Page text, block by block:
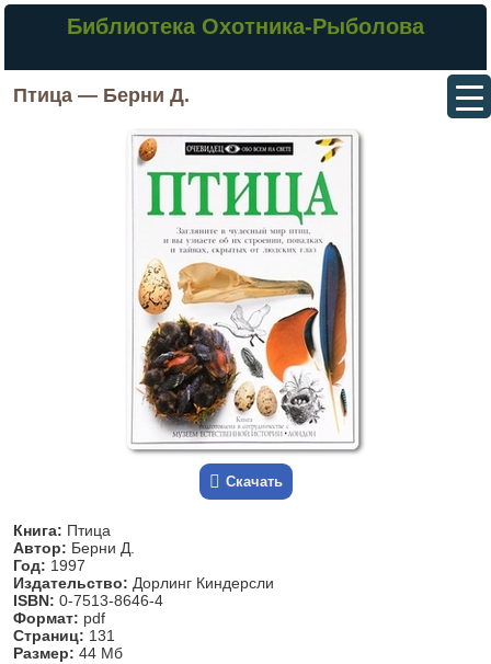
Библиотека Охотника-Рыболова
Птица — Берни Д.
Скачать
Книга: Птица
Автор: Берни Д.
Год: 1997
Издательство: Дорлинг Киндерсли
ISBN: 0-7513-8646-4
Формат: pdf
Страниц: 131
Размер: 44 Мб